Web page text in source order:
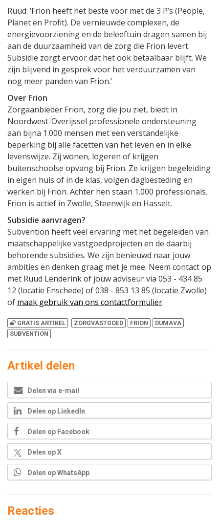
Ruud: ‘Frion heeft het beste voor met de 3 P’s (People,
Planet en Profit). De vernieuwde complexen, de
energievoorziening en de beleeftuin dragen samen bij
aan de duurzaamheid van de zorg die Frion levert.
Subsidie zorgt ervoor dat het ook betaalbaar blijft. We
zijn blijvend in gesprek voor het verduurzamen van
nog meer panden van Frion.’
Over Frion
Zorgaanbieder Frion, zorg die jou ziet, biedt in
Noordwest-Overijssel professionele ondersteuning
aan bijna 1.000 mensen met een verstandelijke
beperking bij alle facetten van het leven en in elke
levenswijze. Zij wonen, logeren of krijgen
buitenschoolse opvang bij Frion. Ze krijgen begeleiding
in eigen huis of in de klas, volgen dagbesteding en
werken bij Frion. Achter hen staan 1.000 professionals.
Frion is actief in Zwolle, Steenwijk en Hasselt.
Subsidie aanvragen?
Subvention heeft veel ervaring met het begeleiden van
maatschappelijke vastgoedprojecten en de daarbij
behorende subsidies. We zijn benieuwd naar jouw
ambities en denken graag met je mee. Neem contact op
met Ruud Lenderink of jouw adviseur via 053 - 434 85
12 (locatie Enschede) of 038 - 853 13 85 (locatie Zwolle)
of maak gebruik van ons contactformulier.
GRATIS ARTIKEL ZORGVASTGOED FRION
DUMAVA
SUBVENTION
Artikel delen
Delen via e-mail
Delen op LinkedIn
Delen op Facebook
Delen op X
Delen op WhatsApp
Reacties